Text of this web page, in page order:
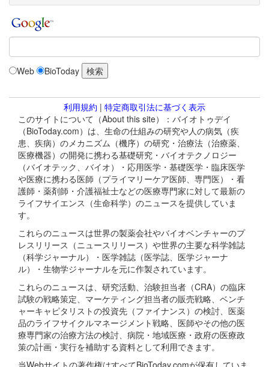
Web BioToday
利用規約 | 特定商取引法に基づく表示
このサイトについて（About this site）：バイオトゥデイ
（BioToday.com）は、生命の仕組みの研究や人の病気（疾
患、疾病）のメカニズム（機序）の研究・治療法（治療薬、
医療機器）の開発に携わる基礎研究・バイオテクノロジー
（バイオテック、バイオ）・応用医学・基礎医学・臨床医学
や医療に携わる医師（プライマリーケア医師、専門医）・看
護師・薬剤師・介護福祉士などの医療専門家に対して最新の
ライフサイエンス（生命科学）のニュースを提供していま
す。
これらのニュースは世界の製薬会社やバイオベンチャーのプ
レスリリース（ニュースリリース）や世界の主要な科学雑誌
（科学ジャーナル）・医学雑誌（医学誌、医学ジャーナ
ル）・生物学ジャーナルを元に作製されています。
これらのニュースは、研究活動、治験担当者（CRA）の臨床
試験の戦略策定、マーケティング担当者の販売戦略、ベンチ
ャーキャピタリストの投資先（ファイナンス）の検討、医薬
品のライフサイクルマネージメント戦略、医師やその他の医
療専門家の治療方法の検討、病院・地域医療・政府の医療政
策の計画・実行を補助する資料として利用できます。